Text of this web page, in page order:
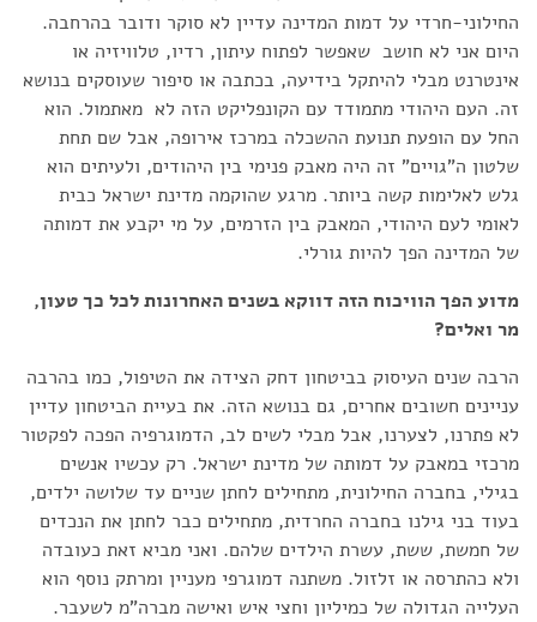
החילוני-חרדי על דמות המדינה עדיין לא סוקר ודובר בהרחבה.
היום אני לא חושב שאפשר לפתוח עיתון, רדיו, טלוויזיה או
אינטרנט מבלי להיתקל בידיעה, בכתבה או סיפור שעוסקים בנושא
זה. העם היהודי מתמודד עם הקונפליקט הזה לא מאתמול. הוא
החל עם הופעת תנועת ההשכלה במרכז אירופה, אבל שם תחת
שלטון ה"גויים" זה היה מאבק פנימי בין היהודים, ולעיתים הוא
גלש לאלימות קשה ביותר. מרגע שהוקמה מדינת ישראל כבית
לאומי לעם היהודי, המאבק בין הזרמים, על מי יקבע את דמותה
של המדינה הפך להיות גורלי.
מדוע הפך הוויכוח הזה דווקא בשנים האחרונות לכל כך טעון,
מר ואלים?
הרבה שנים העיסוק בביטחון דחק הצידה את הטיפול, כמו בהרבה
עניינים חשובים אחרים, גם בנושא הזה. את בעיית הביטחון עדיין
לא פתרנו, לצערנו, אבל מבלי לשים לב, הדמוגרפיה הפכה לפקטור
מרכזי במאבק על דמותה של מדינת ישראל. רק עכשיו אנשים
בגילי, בחברה החילונית, מתחילים לחתן שניים עד שלושה ילדים,
בעוד בני גילנו בחברה החרדית, מתחילים כבר לחתן את הנכדים
של חמשת, ששת, עשרת הילדים שלהם. ואני מביא זאת כעובדה
ולא כהתרסה או זלזול. משתנה דמוגרפי מעניין ומרתק נוסף הוא
העלייה הגדולה של כמיליון וחצי איש ואישה מברה"מ לשעבר.